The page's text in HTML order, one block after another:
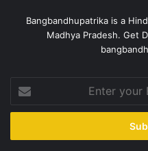
Bangbandhupatrika is a
Madhya Pradesh. Get
your
Email